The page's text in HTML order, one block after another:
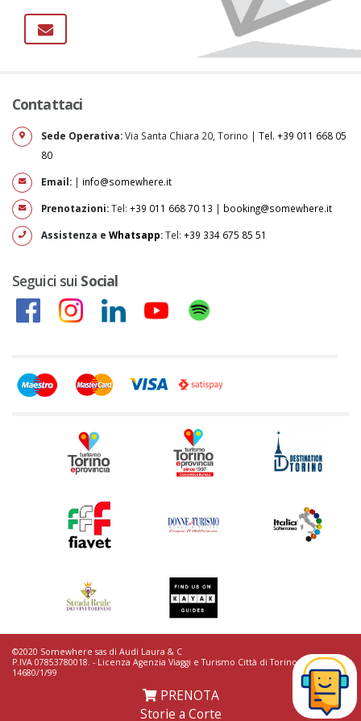
PRENOTA
Storie a Corte
Contattaci
Sede Operativa:Via Santa Chiara 20, Torino | Tel. +39 011 668 05
80
Email: | info@somewhere.it
Prenotazioni:Tel: +39 011 668 70 13 | booking@somewhere.it
Assistenza e Whatsapp:Tel: +39 334 675 85 51
Seguici sui Social
©2020 Somewhere sas di Audi Laura & C
P.IVA 07853780018. - Licenza Agenzia Viaggi e Turismo Città di Torino n.
14680/1/99
REGOLAMENTO TOURS /
CONTRIBUTI EROGATI